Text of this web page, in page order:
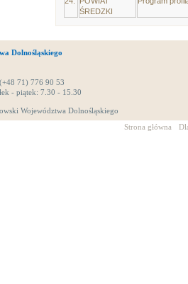
ŚREDZKI
Dolnośląskiego
(+48 71) 776 90 53
- piątek: 7.30 - 15.30
Województwa Dolnośląskiego
Strona główna